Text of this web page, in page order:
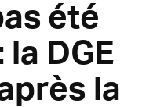
été
DGE
la